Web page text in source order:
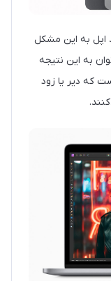
اپل به این مشکل
به این نتیجه
که دیر یا زود